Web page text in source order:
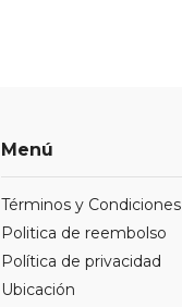
Menú
Términos y Condiciones
Politica de reembolso
Política de privacidad
Ubicación